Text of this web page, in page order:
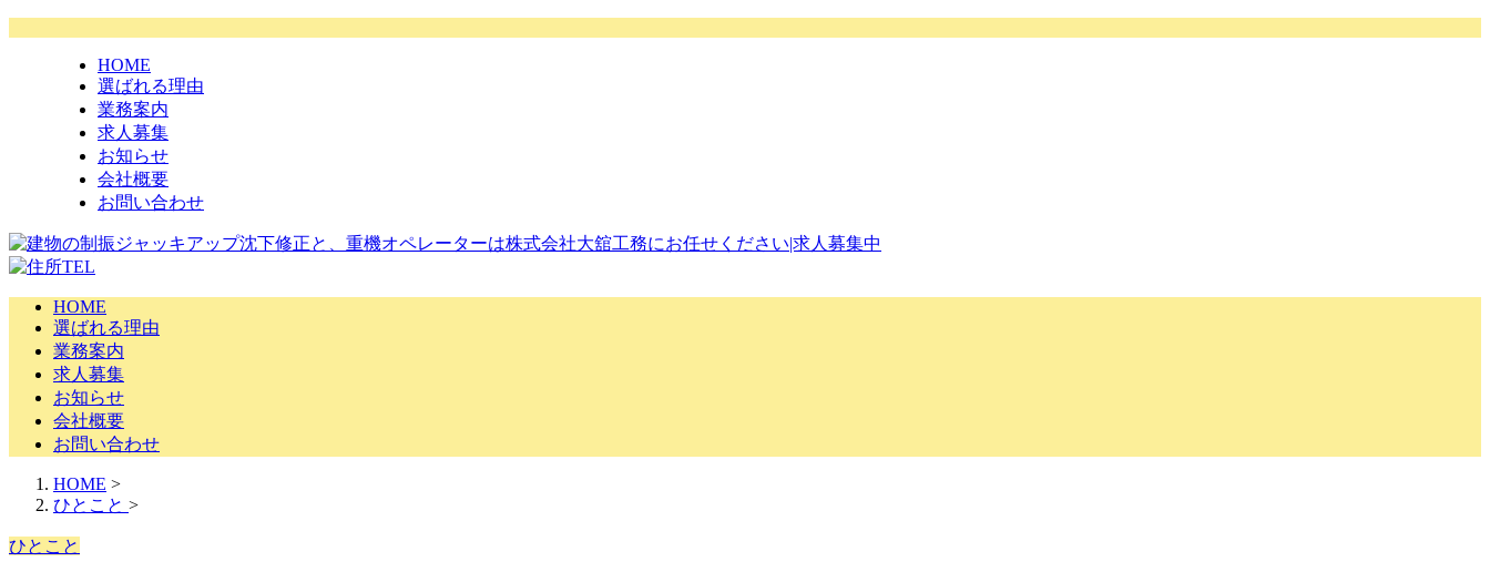
HOME
選ばれる理由
業務案内
求人募集
お知らせ
会社概要
お問い合わせ
HOME
選ばれる理由
業務案内
求人募集
お知らせ
会社概要
お問い合わせ
HOME >
ひとこと >
ひとこと